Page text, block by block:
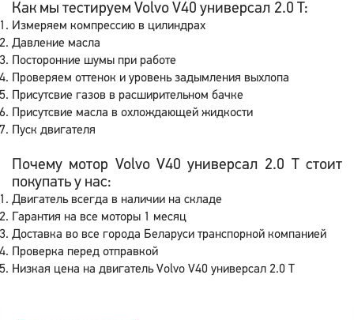
Как мы тестируем Volvo V40 универсал 2.0 T:
Измеряем компрессию в цилиндрах
Давление масла
Посторонние шумы при работе
Проверяем оттенок и уровень задымления выхлопа
Присутсвие газов в расширительном бачке
Присутсвие масла в охлождающей жидкости
Пуск двигателя
Почему мотор Volvo V40 универсал 2.0 T стоит
покупать у нас:
Двигатель всегда в наличии на складе
Гарантия на все моторы 1 месяц
Доставка во все города Беларуси транспорной компанией
Проверка перед отправкой
Низкая цена на двигатель Volvo V40 универсал 2.0 T